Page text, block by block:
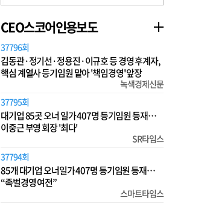
CEO스코어인용보도
37796회
김동관·정기선·정용진·이규호 등 경영 후계자,
핵심 계열사 등기임원 맡아 '책임경영' 앞장
녹색경제신문
37795회
대기업 85곳 오너 일가 407명 등기임원 등재…
이중근 부영 회장 '최다'
SR타임스
37794회
85개 대기업 오너일가 407명 등기임원 등재…
“족벌경영 여전”
스마트타임스